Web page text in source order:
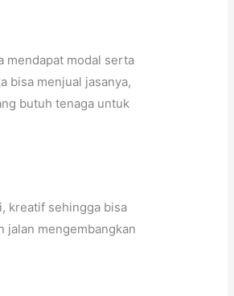
mendapat modal serta
bisa menjual jasanya,
butuh tenaga untuk
kreatif sehingga bisa
jalan mengembangkan